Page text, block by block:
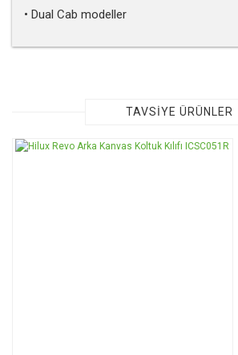
• Dual Cab modeller
Görüş ve önerileriniz için teşekkür ederiz.
Ürün resmi kalitesiz, bozuk veya
TAVSİYE ÜRÜNLER